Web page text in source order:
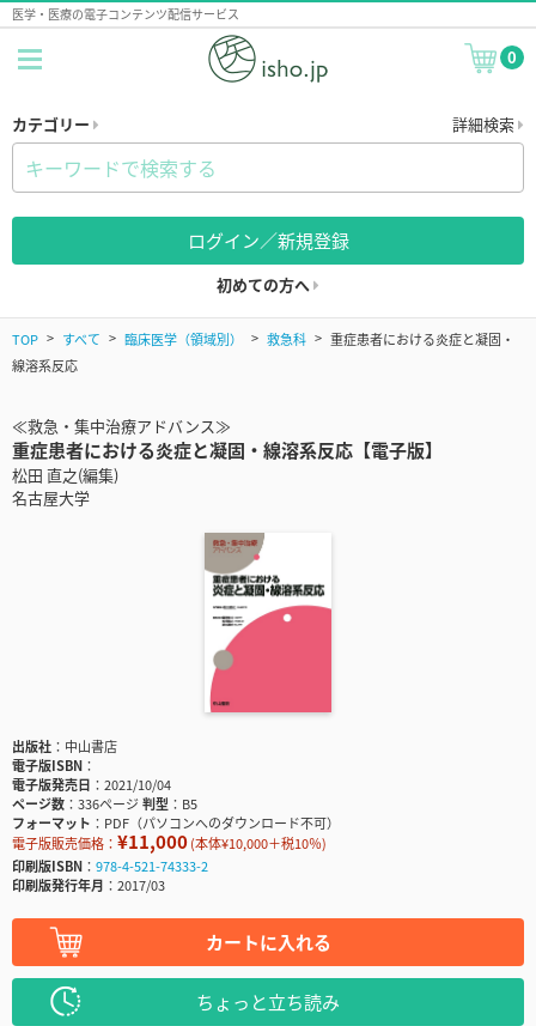
医学・医療の電子コンテンツ配信サービス
0
カテゴリー 詳細検索
ログイン／新規登録
初めての方へ
TOP すべて 臨床医学（領域別） 救急科
重症患者における炎症と凝固・
線溶系反応
≪救急・集中治療アドバンス≫
重症患者における炎症と凝固・線溶系反応【電子版】
松田 直之(編集)
名古屋大学
出版社
中山書店
電子版ISBN
電子版発売日
2021/10/04
ページ数
336ページ判型
B5
フォーマット
PDF（パソコンへのダウンロード不可）
電子版販売価格： ¥11,000(本体¥10,000＋税10％)
印刷版ISBN
978-4-521-74333-2
印刷版発行年月
2017/03
カートに入れる
ちょっと立ち読み